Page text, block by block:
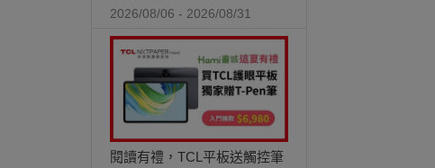
2026/08/06 - 2026/08/31
閱讀有禮，TCL平板送觸控筆